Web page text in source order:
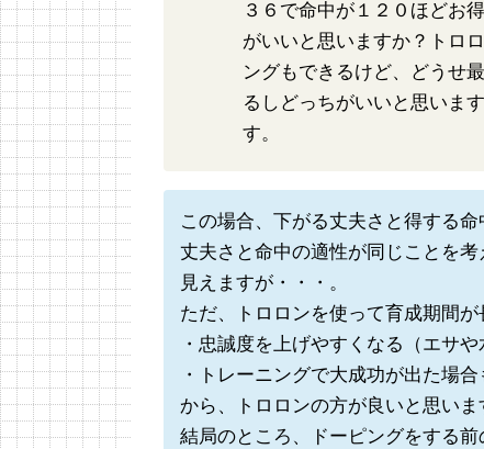
３６で命中が１２０ほどお
がいいと思いますか？トロ
ングもできるけど、どうせ
るしどっちがいいと思いま
す。
この場合、下がる丈夫さと得する
丈夫さと命中の適性が同じことを
見えますが・・・。
ただ、トロロンを使って育成期間が
・忠誠度を上げやすくなる（エサや
・トレーニングで大成功が出た場
から、トロロンの方が良いと思いま
結局のところ、ドーピングをする